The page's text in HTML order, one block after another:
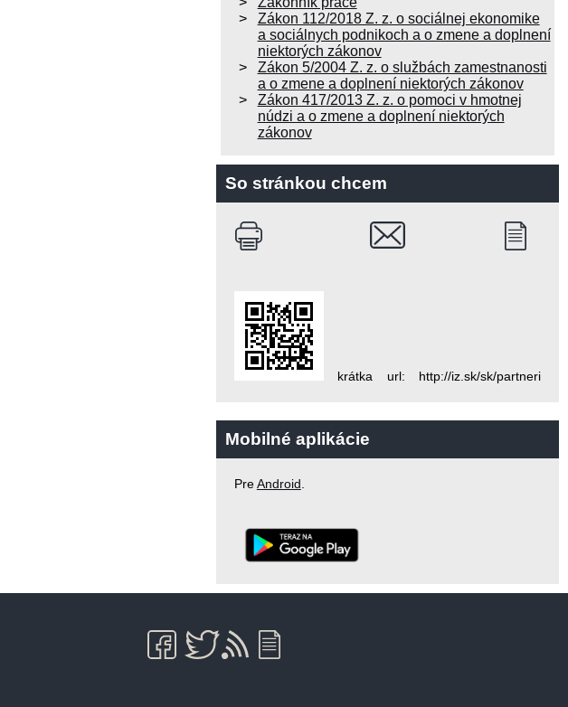
Zákon 112/2018 Z. z. o sociálnej ekonomike
a sociálnych podnikoch a o zmene a doplnení
niektorých zákonov
Zákon 5/2004 Z. z. o službách zamestnanosti
a o zmene a doplnení niektorých zákonov
Zákon 417/2013 Z. z. o pomoci v hmotnej
núdzi a o zmene a doplnení niektorých
zákonov
So stránkou chcem
krátka url: http://iz.sk/sk/partneri
Mobilné aplikácie
PreAndroid